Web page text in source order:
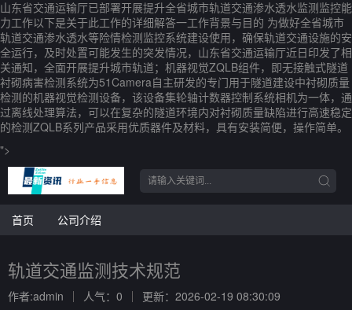
山东省交通运输厅已部署开展提升全省城市轨道交通渗水透水监测监控能
力工作以下是关于此工作的详细解答一工作背景与目的 为做好全省城市
轨道交通渗水透水等险情检测监控系统建设使用，确保轨道交通设施的安
全运行，及时处置可能发生的突发情况，山东省交通运输厅近日印发了相
关通知，全面开展提升城市轨道；机器视觉ZQLB组件，即无接触式隧道
衬砌病害检测系统为51Camera自主研发的专门用于隧道建设中衬砌质量
检测的机器视觉检测设备，该设备集轮轴计数器控制系统相机为一体，通
过离线处理算法，可以在复杂的隧道环境内对衬砌质量缺陷进行高速稳定
的检测ZQLB系列产品采用优质器件及材料，具有安装简便，操作简单。
">
首页 公司介绍
轨道交通监测技术规范
作者:admin 人气：0
更新：2026-02-19 08:30:09